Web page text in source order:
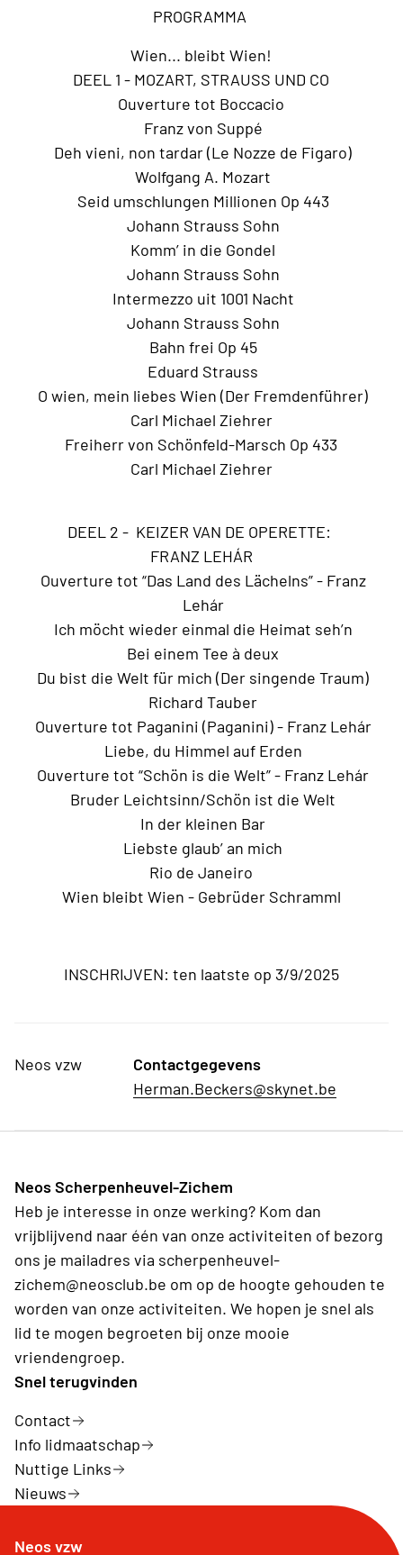
PROGRAMMA
Wien... bleibt Wien!
DEEL 1 - MOZART, STRAUSS UND CO
Ouverture tot Boccacio
Franz von Suppé
Deh vieni, non tardar (Le Nozze de Figaro)
Wolfgang A. Mozart
Seid umschlungen Millionen Op 443
Johann Strauss Sohn
Komm’ in die Gondel
Johann Strauss Sohn
Intermezzo uit 1001 Nacht
Johann Strauss Sohn
Bahn frei Op 45
Eduard Strauss
O wien, mein liebes Wien (Der Fremdenführer)
Carl Michael Ziehrer
Freiherr von Schönfeld-Marsch Op 433
Carl Michael Ziehrer
DEEL 2 - KEIZER VAN DE OPERETTE:
FRANZ LEHÁR
Ouverture tot “Das Land des Lächelns” - Franz
Lehár
Ich möcht wieder einmal die Heimat seh’n
Bei einem Tee à deux
Du bist die Welt für mich (Der singende Traum)
Richard Tauber
Ouverture tot Paganini (Paganini) - Franz Lehár
Liebe, du Himmel auf Erden
Ouverture tot “Schön is die Welt” - Franz Lehár
Bruder Leichtsinn/Schön ist die Welt
In der kleinen Bar
Liebste glaub’ an mich
Rio de Janeiro
Wien bleibt Wien - Gebrüder Schramml
INSCHRIJVEN: ten laatste op 3/9/2025
Neos vzw
Contactgegevens
Herman.Beckers@skynet.be
Neos Scherpenheuvel-Zichem
Heb je interesse in onze werking? Kom dan
vrijblijvend naar één van onze activiteiten of bezorg
ons je mailadres via scherpenheuvel-
zichem@neosclub.be om op de hoogte gehouden te
worden van onze activiteiten. We hopen je snel als
lid te mogen begroeten bij onze mooie
vriendengroep.
Snel terugvinden
Contact
Info lidmaatschap
Nuttige Links
Nieuws
Neos vzw